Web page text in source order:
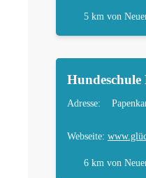
5 km von
Adresse:
Webseite:
6 km von